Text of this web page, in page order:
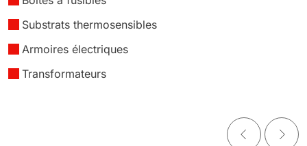
Substrats thermosensibles
Armoires électriques
Transformateurs